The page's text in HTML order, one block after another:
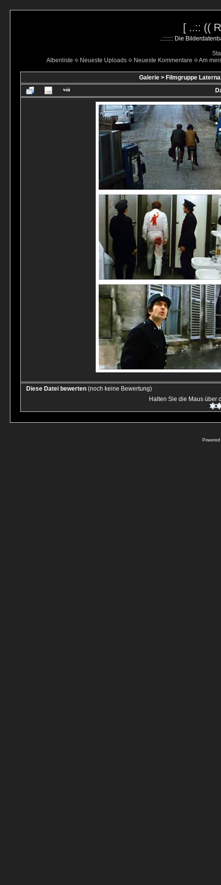
[ ..:: ((
..::::::: Die
Albenliste
Neueste Uploads Neueste Kommentare Am
Galerie> Filmgruppe
Diese Datei bewerten (noch keine Bewertung)
Halten Sie die Maus über